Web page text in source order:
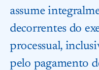
assume
decorrentes do
processual,
pelo pagamento